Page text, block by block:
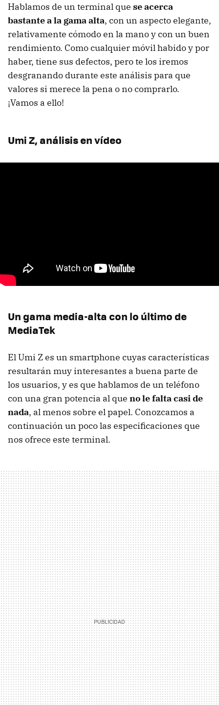
Hablamos de un terminal que se acerca
bastante a la gama alta, con un aspecto elegante,
relativamente cómodo en la mano y con un buen
rendimiento. Como cualquier móvil habido y por
haber, tiene sus defectos, pero te los iremos
desgranando durante este análisis para que
valores si merece la pena o no comprarlo.
¡Vamos a ello!
Umi Z, análisis en vídeo
Un gama media-alta con lo último de
MediaTek
El Umi Z es un smartphone cuyas características
resultarán muy interesantes a buena parte de
los usuarios, y es que hablamos de un teléfono
con una gran potencia al que no le falta casi de
nada, al menos sobre el papel. Conozcamos a
continuación un poco las especificaciones que
nos ofrece este terminal.